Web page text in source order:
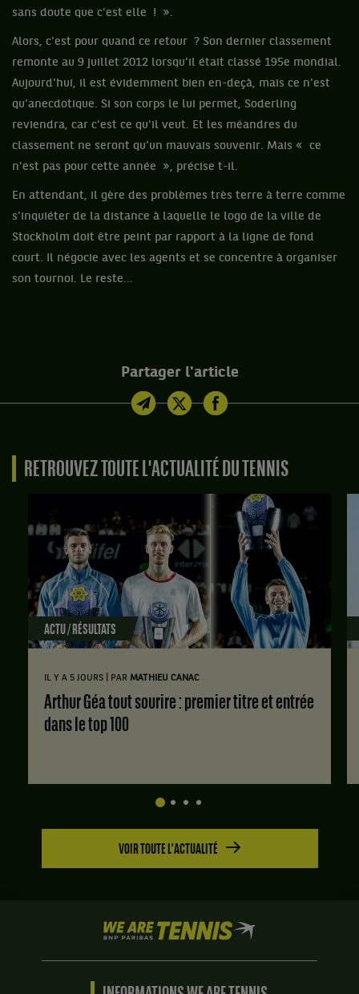
sans doute que c'est elle ! ».
Alors, c'est pour quand ce retour ? Son dernier classement
remonte au 9 juillet 2012 lorsqu'il était classé 195e mondial.
Aujourd'hui, il est évidemment bien en-deçà, mais ce n'est
qu’anecdotique. Si son corps le lui permet, Soderling
reviendra, car c'est ce qu'il veut. Et les méandres du
classement ne seront qu'un mauvais souvenir. Mais « ce
n'est pas pour cette année », précise t-il.
En attendant, il gère des problèmes très terre à terre comme
s'inquiéter de la distance à laquelle le logo de la ville de
Stockholm doit être peint par rapport à la ligne de fond
court. Il négocie avec les agents et se concentre à organiser
son tournoi. Le reste...
Partager l'article
RETROUVEZ TOUTE L'ACTUALITÉ DU TENNIS
ACTU / RÉSULTATS
IL Y A 5 JOURS PAR MATHIEU CANAC
Arthur Géa tout sourire : premier titre et entrée
dans le top 100
VOIR TOUTE L'ACTUALITÉ
We
are
Tennis
BNP